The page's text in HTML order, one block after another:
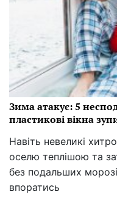
Зима атакує: 5
пластикові вікна
Навіть невеликі
оселю теплішою та
без подальших
впоратись